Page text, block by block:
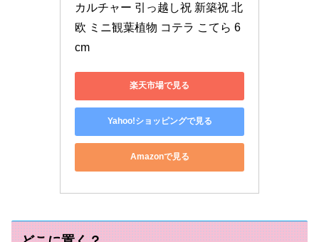
カルチャー 引っ越し祝 新築祝 北
欧 ミニ観葉植物 コテラ こてら 6
cm
楽天市場で見る
Yahoo!ショッピングで見る
Amazonで見る